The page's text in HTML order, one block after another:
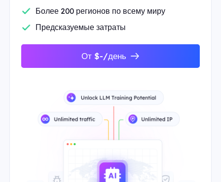
Более 200 регионов по всему миру
Предсказуемые затраты
От $-/день